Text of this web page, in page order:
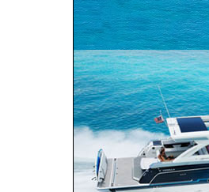
240 Bowrider
290 Bowrider
270 Bowrider
310 Bowrider
CROSSOVER BOWRIDER
330 Crossover